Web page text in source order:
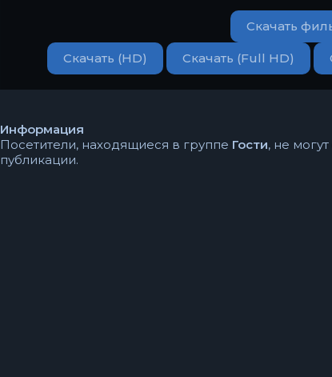
Скачать
Скачать (HD) Скачать (Full HD)
Информация
Посетители, находящиеся в группе Гости, не
публикации.